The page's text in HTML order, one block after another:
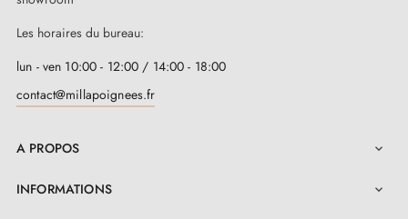
Les horaires du bureau:
lun - ven 10:00 - 12:00 / 14:00 - 18:00
contact@millapoignees.fr
A PROPOS 
INFORMATIONS 